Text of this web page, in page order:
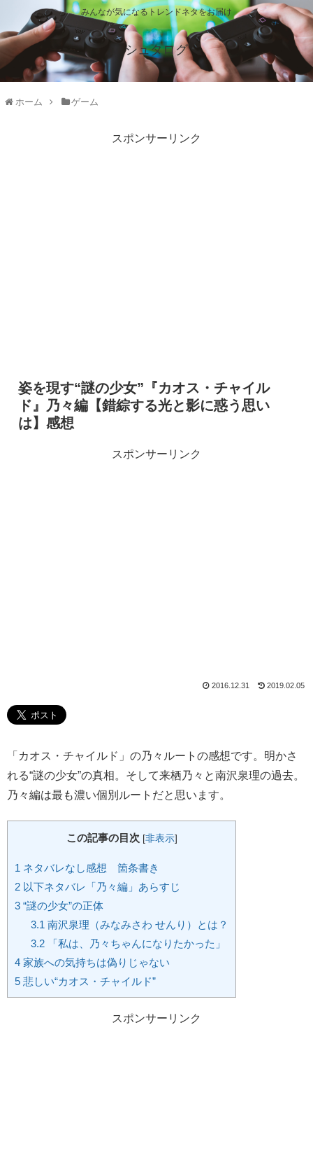
みんなが気になるトレンドネタをお届け
シュタログ
ホーム ゲーム
スポンサーリンク
姿を現す“謎の少女”『カオス・チャイル
ド』乃々編【錯綜する光と影に惑う思い
は】感想
スポンサーリンク
2016.12.31 2019.02.05
「カオス・チャイルド」の乃々ルートの感想です。明かさ
れる“謎の少女”の真相。そして来栖乃々と南沢泉理の過去。
乃々編は最も濃い個別ルートだと思います。
この記事の目次 [非表示]
1 ネタバレなし感想 箇条書き
2 以下ネタバレ「乃々編」あらすじ
3 “謎の少女”の正体
3.1 南沢泉理（みなみさわ せんり）とは？
3.2「私は、乃々ちゃんになりたかった」
4 家族への気持ちは偽りじゃない
5 悲しい“カオス・チャイルド”
スポンサーリンク